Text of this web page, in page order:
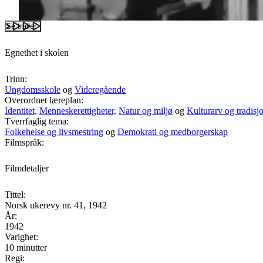
Se trailer
Egnethet i skolen
Trinn:
Ungdomsskole og Videregående
Overordnet læreplan:
Identitet, Menneskerettigheter, Natur og miljø og Kulturarv og
Tverrfaglig tema:
Folkehelse og livsmestring og Demokrati og medborgerskap
Filmspråk:
Filmdetaljer
Tittel:
Norsk ukerevy nr. 41, 1942
År:
1942
Varighet:
10 minutter
Regi: